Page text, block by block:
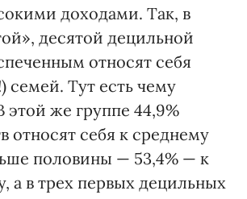
доходами. Так, в
десятой децильной
относят себя
семей. Тут есть чему
этой же группе 44,9%
относят себя к среднему
половины — 53,4% — к
а в трех первых децильных